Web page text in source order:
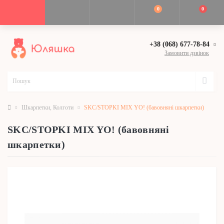
0 0
+38 (068) 677-78-84
Замовити дзвінок
Шкарпетки, Колготи SKC/STOPKI MIX YO! (бавовняні шкарпетки)
SKC/STOPKI MIX YO! (бавовняні
шкарпетки)